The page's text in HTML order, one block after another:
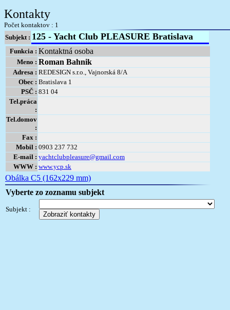
Kontakty
Počet kontaktov : 1
Subjekt : 125 - Yacht Club PLEASURE Bratislava
Funkcia : Kontaktná osoba
Meno : Roman Bahnik
Adresa : REDESIGN s.r.o., Vajnorská 8/A
Obec : Bratislava 1
PSČ : 831 04
Tel.práca
:
Tel.domov
:
Fax :
Mobil : 0903 237 732
E-mail : yachtclubpleasure@gmail.com
WWW : www.ycp.sk
Obálka C5 (162x229 mm)
Vyberte zo zoznamu subjekt
Subjekt :